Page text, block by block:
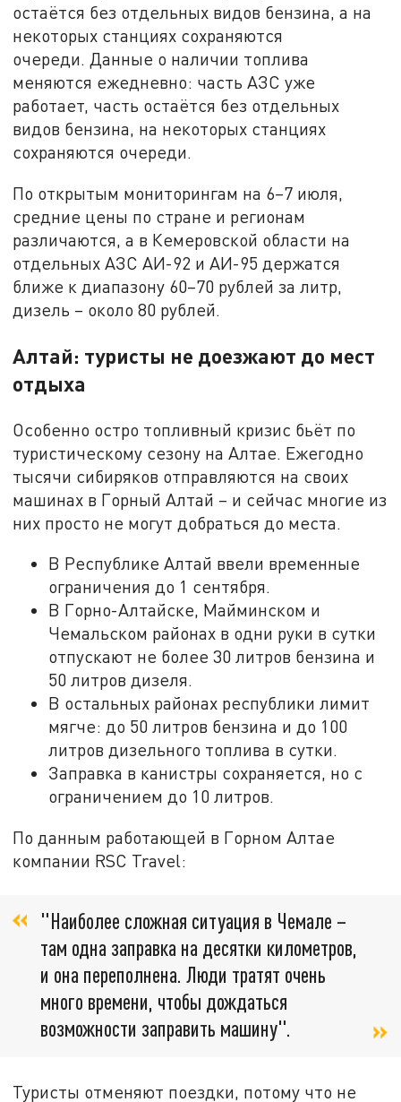
остаётся без отдельных видов бензина, а на
некоторых станциях сохраняются
очереди. Данные о наличии топлива
меняются ежедневно: часть АЗС уже
работает, часть остаётся без отдельных
видов бензина, на некоторых станциях
сохраняются очереди.
По открытым мониторингам на 6–7 июля,
средние цены по стране и регионам
различаются, а в Кемеровской области на
отдельных АЗС АИ-92 и АИ-95 держатся
ближе к диапазону 60–70 рублей за литр,
дизель – около 80 рублей.
Алтай: туристы не доезжают до мест
отдыха
Особенно остро топливный кризис бьёт по
туристическому сезону на Алтае. Ежегодно
тысячи сибиряков отправляются на своих
машинах в Горный Алтай – и сейчас многие из
них просто не могут добраться до места.
В Республике Алтай ввели временные
ограничения до 1 сентября.
В Горно-Алтайске, Майминском и
Чемальском районах в одни руки в сутки
отпускают не более 30 литров бензина и
50 литров дизеля.
В остальных районах республики лимит
мягче: до 50 литров бензина и до 100
литров дизельного топлива в сутки.
Заправка в канистры сохраняется, но с
ограничением до 10 литров.
По данным работающей в Горном Алтае
компании RSC Travel:
"Наиболее сложная ситуация в Чемале –
там одна заправка на десятки километров,
и она переполнена. Люди тратят очень
много времени, чтобы дождаться
возможности заправить машину".
Туристы отменяют поездки, потому что не